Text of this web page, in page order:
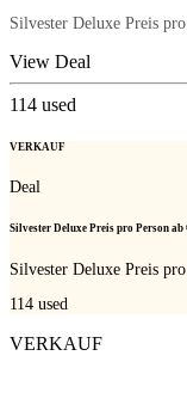
Silvester Deluxe Preis
View Deal
114 used
VERKAUF
Deal
Silvester Deluxe Preis pro Person ab
Silvester Deluxe Preis
114 used
VERKAUF